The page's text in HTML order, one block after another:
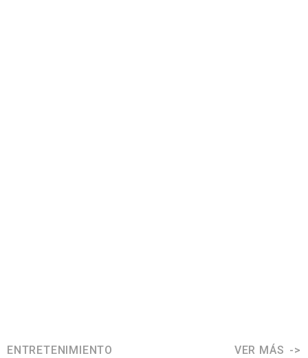
ENTRETENIMIENTO VER MÁS